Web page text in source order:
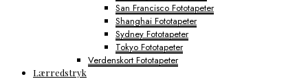
San Francisco Fototapeter
Shanghai Fototapeter
Sydney Fototapeter
Tokyo Fototapeter
Verdenskort Fototapeter
Lærredstryk